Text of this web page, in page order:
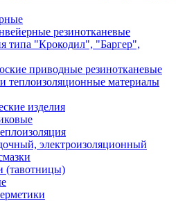
резинотканевые
типа "Крокодил", "Баргер",
приводные резинотканевые
теплоизоляционные материалы
изделия
электроизоляционный
(тавотницы)